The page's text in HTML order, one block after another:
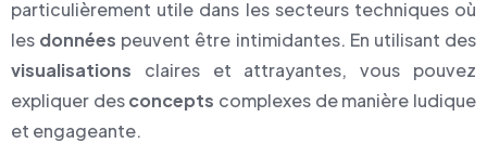
particulièrement utile dans les secteurs techniques où
les données peuvent être intimidantes. En utilisant des
visualisations claires et attrayantes, vous pouvez
expliquer desconcepts complexes de manière ludique
et engageante.